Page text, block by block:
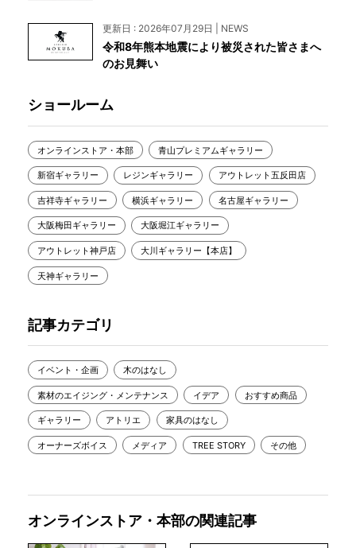
更新日 : 2026年07月29日 | NEWS
令和8年熊本地震により被災された皆さまへ
のお見舞い
ショールーム
オンラインストア・本部 青山プレミアムギャラリー
新宿ギャラリー レジンギャラリー アウトレット五反田店
吉祥寺ギャラリー 横浜ギャラリー 名古屋ギャラリー
大阪梅田ギャラリー 大阪堀江ギャラリー
アウトレット神戸店 大川ギャラリー【本店】
天神ギャラリー
記事カテゴリ
イベント・企画 木のはなし
素材のエイジング・メンテナンス イデア おすすめ商品
ギャラリー アトリエ 家具のはなし
オーナーズボイス メディア TREE STORY その他
オンラインストア・本部の関連記事